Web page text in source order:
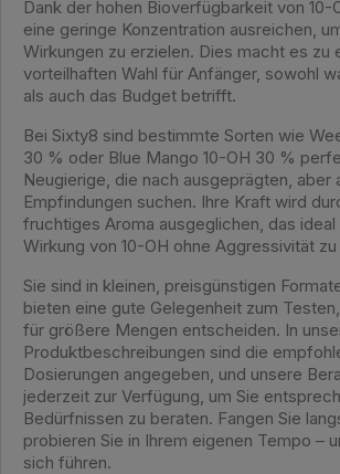
Dank der hohen Bioverfügbarkeit von 10-
eine geringe Konzentration ausreichen,
Wirkungen zu erzielen. Dies macht es zu
vorteilhaften Wahl für Anfänger, sowohl
als auch das Budget betrifft.
Bei Sixty8 sind bestimmte Sorten wie
30 % oder Blue Mango 10-OH 30 %
Neugierige, die nach ausgeprägten, aber
Empfindungen suchen. Ihre Kraft wird
fruchtiges Aroma ausgeglichen, das ideal
Wirkung von 10-OH ohne Aggressivität zu
Sie sind in kleinen, preisgünstigen
bieten eine gute Gelegenheit zum
für größere Mengen entscheiden. In
Produktbeschreibungen sind die
Dosierungen angegeben, und unsere
jederzeit zur Verfügung, um Sie
Bedürfnissen zu beraten. Fangen Sie
probieren Sie in Ihrem eigenen Tempo –
sich führen.